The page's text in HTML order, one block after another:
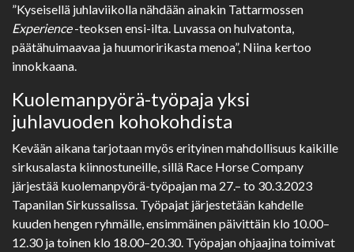
”Kyseisellä juhlaviikolla nähdään ainakin Tattarmossen
Experience-teoksen ensi-ilta. Luvassa on hulvatonta,
päätähuimaavaa ja huumoririkasta menoa”, Niina kertoo
innokkaana.
Kuolemanpyörä-työpaja yksi
juhlavuoden kohokohdista
Kevään aikana tarjotaan myös erityinen mahdollisuus kaikille
sirkusalasta kiinnostuneille, sillä Race Horse Company
järjestää kuolemanpyörä-työpajan ma 27.– to 30.3.2023
Tapanilan Sirkussalissa. Työpajat järjestetään kahdelle
kuuden hengen ryhmälle, ensimmäinen päivittäin klo 10.00–
12.30 ja toinen klo 18.00–20.30. Työpajan ohjaajina toimivat